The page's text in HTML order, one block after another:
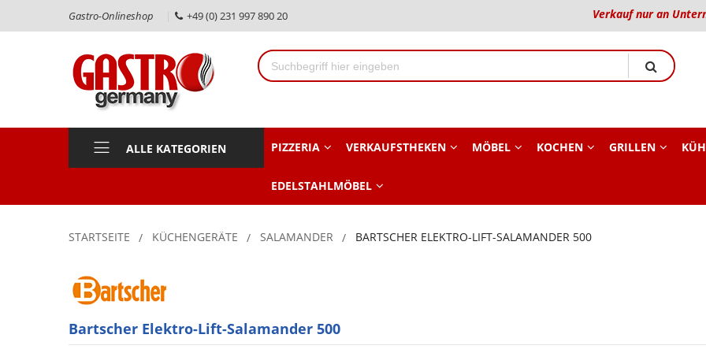
Gastro-Onlineshop +49 (0) 231 997 890 20 Verkauf nur an
ALLE KATEGORIEN PIZZERIA VERKAUFSTHEKEN MÖBEL KOCHEN GRILLEN
EDELSTAHLMÖBEL
STARTSEITE KÜCHENGERÄTE SALAMANDER BARTSCHER ELEKTRO-LIFT-SALAMANDER 500
Bartscher Elektro-Lift-Salamander 500